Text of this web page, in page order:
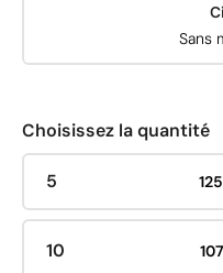
Sans
Choisissez la quantité
5
10